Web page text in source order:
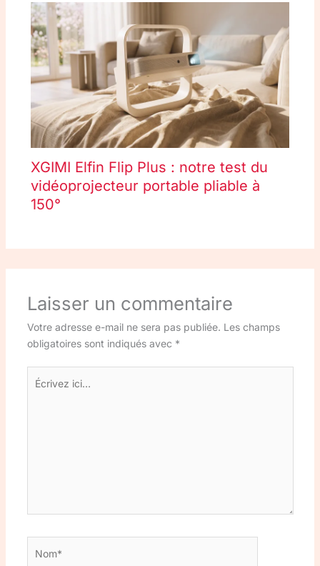
XGIMI Elfin Flip Plus : notre test du
vidéoprojecteur portable pliable à
150°
Laisser un commentaire
Votre adresse e-mail ne sera pas publiée. Les champs
obligatoires sont indiqués avec *
ici…